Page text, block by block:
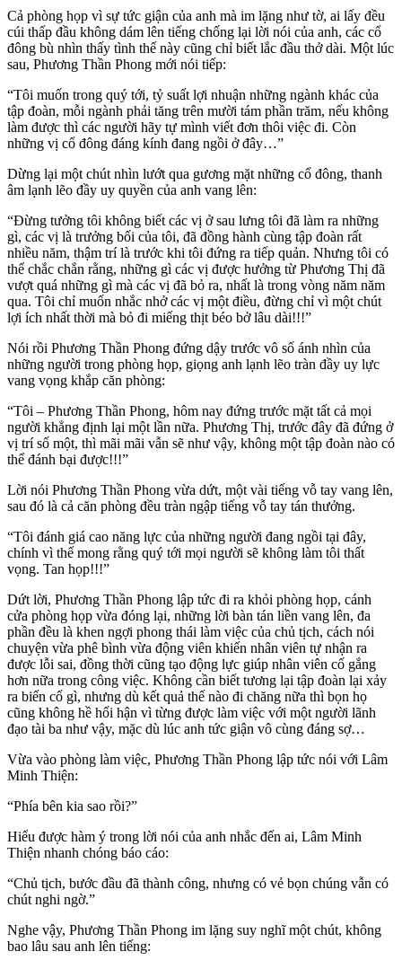
Cả phòng họp vì sự tức giận của anh mà im lặng như tờ, ai lấy đều
cúi thấp đầu không dám lên tiếng chống lại lời nói của anh, các cổ
đông bù nhìn thấy tình thế này cũng chỉ biết lắc đầu thở dài. Một lúc
sau, Phương Thần Phong mới nói tiếp:
“Tôi muốn trong quý tới, tỷ suất lợi nhuận những ngành khác của
tập đoàn, mỗi ngành phải tăng trên mười tám phần trăm, nếu không
làm được thì các người hãy tự mình viết đơn thôi việc đi. Còn
những vị cổ đông đáng kính đang ngồi ở đây…”
Dừng lại một chút nhìn lướt qua gương mặt những cổ đông, thanh
âm lạnh lẽo đầy uy quyền của anh vang lên:
“Đừng tưởng tôi không biết các vị ở sau lưng tôi đã làm ra những
gì, các vị là trưởng bối của tôi, đã đồng hành cùng tập đoàn rất
nhiều năm, thậm trí là trước khi tôi đứng ra tiếp quản. Nhưng tôi có
thể chắc chắn rằng, những gì các vị được hưởng từ Phương Thị đã
vượt quá những gì mà các vị đã bỏ ra, nhất là trong vòng năm năm
qua. Tôi chỉ muốn nhắc nhở các vị một điều, đừng chỉ vì một chút
lợi ích nhất thời mà bỏ đi miếng thịt béo bở lâu dài!!!”
Nói rồi Phương Thần Phong đứng dậy trước vô số ánh nhìn của
những người trong phòng họp, giọng anh lạnh lẽo tràn đầy uy lực
vang vọng khắp căn phòng:
“Tôi – Phương Thần Phong, hôm nay đứng trước mặt tất cả mọi
người khẳng định lại một lần nữa. Phương Thị, trước đây đã đứng ở
vị trí số một, thì mãi mãi vẫn sẽ như vậy, không một tập đoàn nào có
thể đánh bại được!!!”
Lời nói Phương Thần Phong vừa dứt, một vài tiếng vỗ tay vang lên,
sau đó là cả căn phòng đều tràn ngập tiếng vỗ tay tán thưởng.
“Tôi đánh giá cao năng lực của những người đang ngồi tại đây,
chính vì thế mong rằng quý tới mọi người sẽ không làm tôi thất
vọng. Tan họp!!!”
Dứt lời, Phương Thần Phong lập tức đi ra khỏi phòng họp, cánh
cửa phòng họp vừa đóng lại, những lời bàn tán liền vang lên, đa
phần đều là khen ngợi phong thái làm việc của chủ tịch, cách nói
chuyện vừa phê bình vừa động viên khiến nhân viên tự nhận ra
được lỗi sai, đồng thời cũng tạo động lực giúp nhân viên cố gắng
hơn nữa trong công việc. Không cần biết tương lại tập đoàn lại xảy
ra biến cố gì, nhưng dù kết quả thế nào đi chăng nữa thì bọn họ
cũng không hề hối hận vì từng được làm việc với một người lãnh
đạo tài ba như vậy, mặc dù lúc anh tức giận vô cùng đáng sợ…
Vừa vào phòng làm việc, Phương Thần Phong lập tức nói với Lâm
Minh Thiện:
“Phía bên kia sao rồi?”
Hiểu được hàm ý trong lời nói của anh nhắc đến ai, Lâm Minh
Thiện nhanh chóng báo cáo:
“Chủ tịch, bước đầu đã thành công, nhưng có vẻ bọn chúng vẫn có
chút nghi ngờ.”
Nghe vậy, Phương Thần Phong im lặng suy nghĩ một chút, không
bao lâu sau anh lên tiếng: